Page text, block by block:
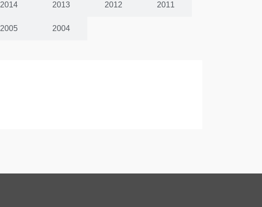
2014 2013 2012 2011
2005 2004